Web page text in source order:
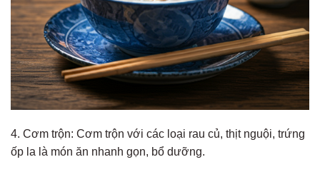
4. Cơm trộn: Cơm trộn với các loại rau củ, thịt nguội, trứng
ốp la là món ăn nhanh gọn, bổ dưỡng.